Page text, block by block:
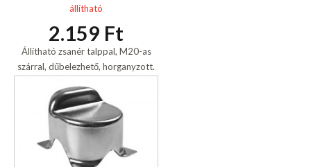
állítható
2.159 Ft
Állítható zsanér talppal, M20-as
szárral, dűbelezhető, horganyzott.